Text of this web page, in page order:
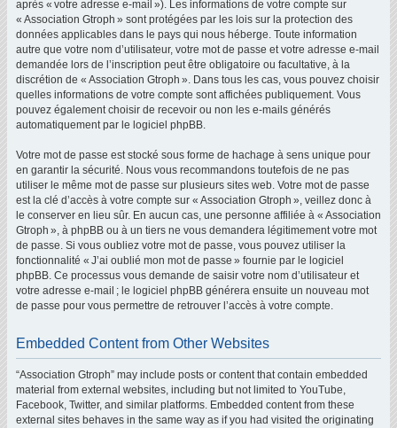
après « votre adresse e-mail »). Les informations de votre compte sur
« Association Gtroph » sont protégées par les lois sur la protection des
données applicables dans le pays qui nous héberge. Toute information
autre que votre nom d’utilisateur, votre mot de passe et votre adresse e-mail
demandée lors de l’inscription peut être obligatoire ou facultative, à la
discrétion de « Association Gtroph ». Dans tous les cas, vous pouvez choisir
quelles informations de votre compte sont affichées publiquement. Vous
pouvez également choisir de recevoir ou non les e-mails générés
automatiquement par le logiciel phpBB.
Votre mot de passe est stocké sous forme de hachage à sens unique pour
en garantir la sécurité. Nous vous recommandons toutefois de ne pas
utiliser le même mot de passe sur plusieurs sites web. Votre mot de passe
est la clé d’accès à votre compte sur « Association Gtroph », veillez donc à
le conserver en lieu sûr. En aucun cas, une personne affiliée à « Association
Gtroph », à phpBB ou à un tiers ne vous demandera légitimement votre mot
de passe. Si vous oubliez votre mot de passe, vous pouvez utiliser la
fonctionnalité « J’ai oublié mon mot de passe » fournie par le logiciel
phpBB. Ce processus vous demande de saisir votre nom d’utilisateur et
votre adresse e-mail ; le logiciel phpBB générera ensuite un nouveau mot
de passe pour vous permettre de retrouver l’accès à votre compte.
Embedded Content from Other Websites
“Association Gtroph” may include posts or content that contain embedded
material from external websites, including but not limited to YouTube,
Facebook, Twitter, and similar platforms. Embedded content from these
external sites behaves in the same way as if you had visited the originating